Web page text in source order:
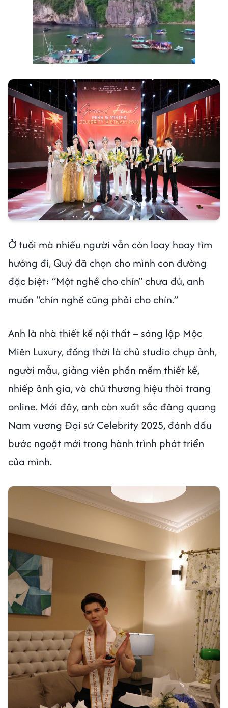
Next video in 3 Cancel
Ở tuổi mà nhiều người vẫn còn loay hoay tìm
hướng đi, Quý đã chọn cho mình con đường
đặc biệt: “Một nghề cho chín” chưa đủ, anh
muốn “chín nghề cũng phải cho chín.”
Anh là nhà thiết kế nội thất – sáng lập Mộc
Miên Luxury, đồng thời là chủ studio chụp ảnh,
người mẫu, giảng viên phần mềm thiết kế,
nhiếp ảnh gia, và chủ thương hiệu thời trang
online. Mới đây, anh còn xuất sắc đăng quang
Nam vương Đại sứ Celebrity 2025, đánh dấu
bước ngoặt mới trong hành trình phát triển
của mình.